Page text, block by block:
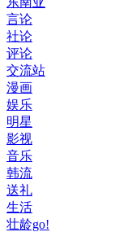
言论
社论
评论
交流站
漫画
娱乐
明星
影视
音乐
韩流
送礼
生活
壮龄go!